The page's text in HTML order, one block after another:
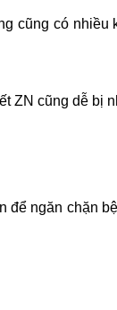
cũng có nhiều
ZN cũng dễ bị
ngăn chặn